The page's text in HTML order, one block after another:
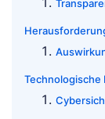
Technologische